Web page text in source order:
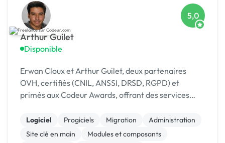
Arthur Guilet
Disponible
5,0
Erwan Cloux et Arthur Guilet, deux partenaires
OVH, certifiés (CNIL, ANSSI, DRSD, RGPD) et
primés aux Codeur Awards, offrant des services
développement.
Logiciel Progiciels Migration
Administration
Site clé en main
Modules et composants